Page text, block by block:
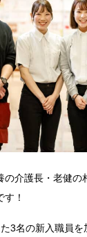
の介護長・老健
！
3名の新入職員を